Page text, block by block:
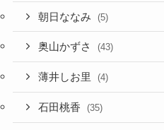
朝日ななみ (5)
奥山かずさ (43)
薄井しお里 (4)
石田桃香 (35)